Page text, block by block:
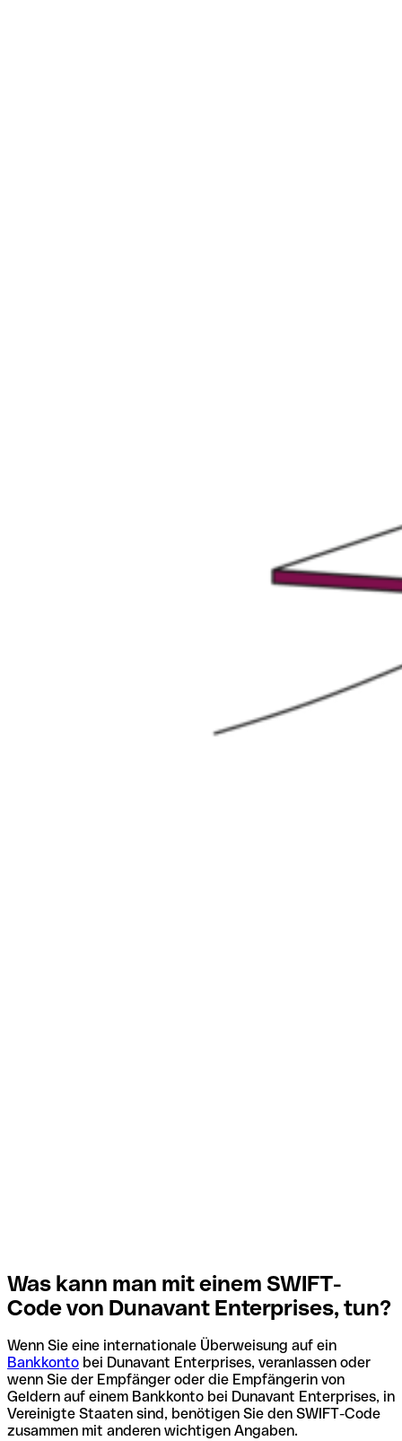
Was kann man mit einem SWIFT-
Code von Dunavant Enterprises, tun?
Wenn Sie eine internationale Überweisung auf ein
Bankkonto bei Dunavant Enterprises, veranlassen oder
wenn Sie der Empfänger oder die Empfängerin von
Geldern auf einem Bankkonto bei Dunavant Enterprises, in
Vereinigte Staaten sind, benötigen Sie den SWIFT-Code
zusammen mit anderen wichtigen Angaben.